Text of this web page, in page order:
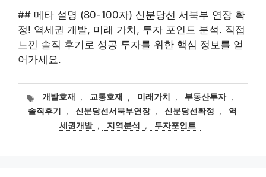
## 메타 설명 (80-100자) 신분당선 서북부 연장 확
정! 역세권 개발, 미래 가치, 투자 포인트 분석. 직접
느낀 솔직 후기로 성공 투자를 위한 핵심 정보를 얻
어가세요.
태
그
개발호재 , 교통호재 , 미래가치 , 부동산투자 ,
솔직후기
, 신분당선서북부연장 , 신분당선확정 ,
역
세권개발 , 지역분석 , 투자포인트